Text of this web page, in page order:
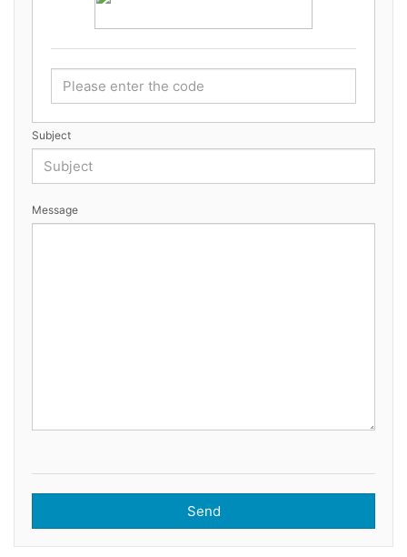
Subject
Message
Send